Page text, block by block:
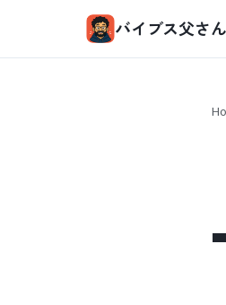
バイブス父さ